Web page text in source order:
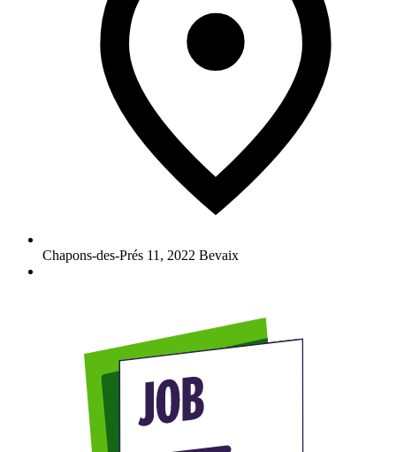
Chapons-des-Prés 11 , 2022 Bevaix